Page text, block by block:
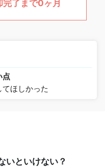
了まで0ヶ月
点
ほしかった
いといけない？